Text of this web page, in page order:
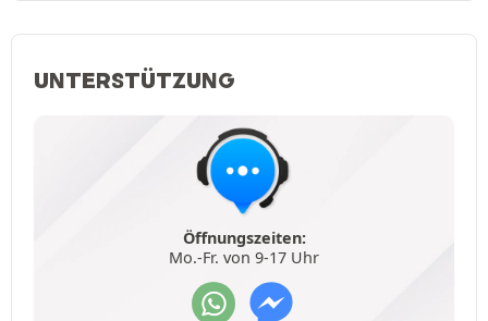
UNTERSTÜTZUNG
Öffnungszeiten:
Mo.-Fr. von 9-17 Uhr